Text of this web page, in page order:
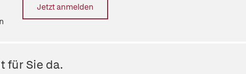
Jetzt anmelden
für Sie da.